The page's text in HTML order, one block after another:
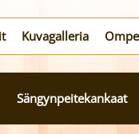
Kuvagalleria
Sängynpeitekankaat